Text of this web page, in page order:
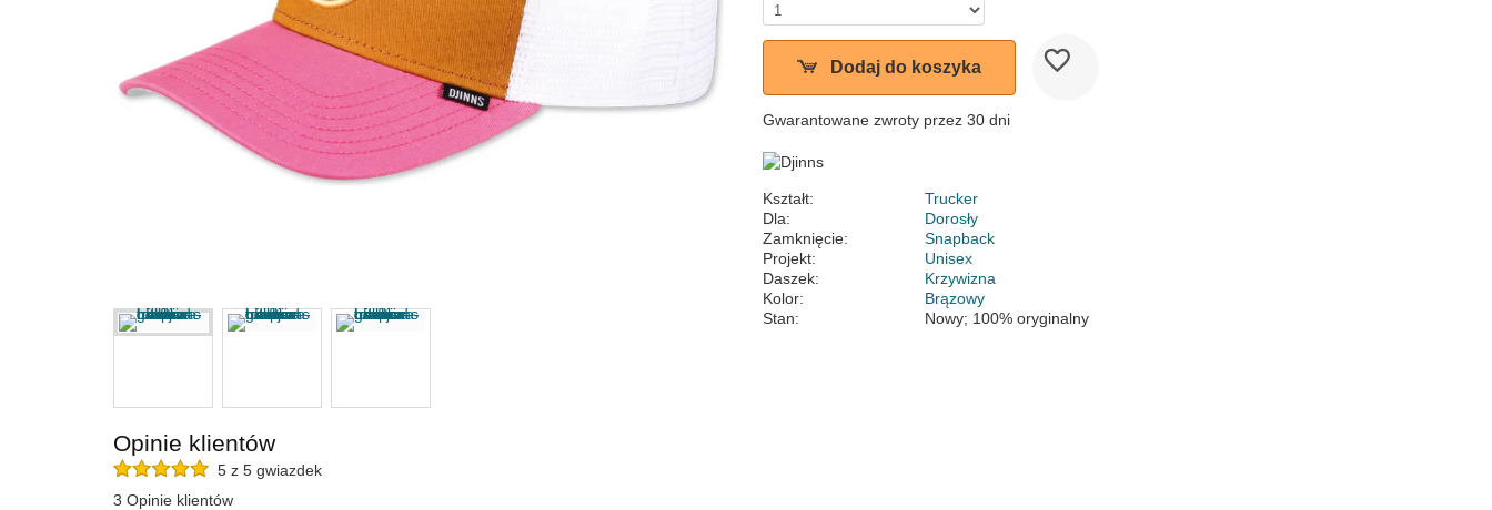
Dodaj do koszyka
Gwarantowane zwroty przez 30 dni
Kształt:
Trucker
Dla:
Dorosły
Zamknięcie:
Snapback
Projekt:
Unisex
Daszek:
Krzywizna
Kolor:
Brązowy
Stan:
Nowy; 100% oryginalny
Opinie klientów
5 z 5 gwiazdek
3 Opinie klientów